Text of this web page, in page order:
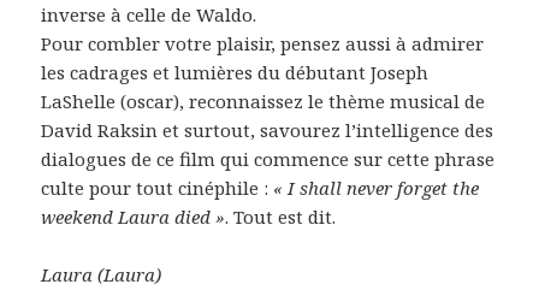
inverse à celle de Waldo.
Pour combler votre plaisir, pensez aussi à admirer
les cadrages et lumières du débutant Joseph
LaShelle (oscar), reconnaissez le thème musical de
David Raksin et surtout, savourez l’intelligence des
dialogues de ce film qui commence sur cette phrase
culte pour tout cinéphile : « I shall never forget the
weekend Laura died ». Tout est dit.
Laura (Laura)